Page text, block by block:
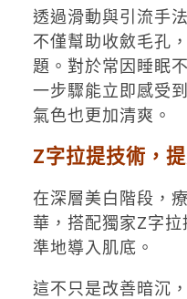
透過滑動與引流手
不僅幫助收斂毛孔
題。對於常因睡眠
一步驟能立即感受
氣色也更加清爽。
Z字拉提技術，
在深層美白階段，
華，搭配獨家Z字
準地導入肌底。
這不只是改善暗沉